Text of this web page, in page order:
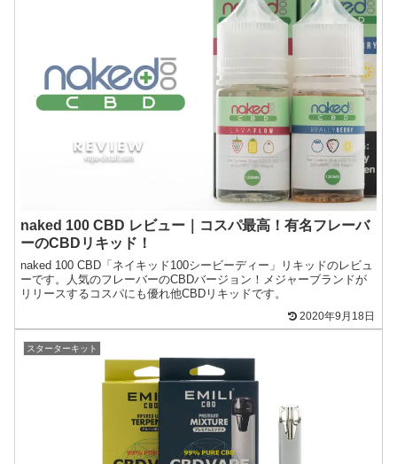
naked 100 CBD レビュー｜コスパ最高！有名フレーバ
ーのCBDリキッド！
naked 100 CBD「ネイキッド100シービーディー」リキッドのレビュ
ーです。人気のフレーバーのCBDバージョン！メジャーブランドが
リリースするコスパにも優れ他CBDリキッドです。
2020年9月18日
スターターキット